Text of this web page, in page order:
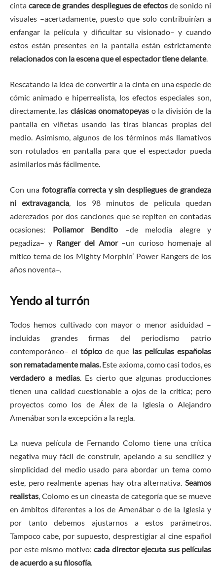
cinta carece de grandes despliegues de efectos de sonido ni
visuales –acertadamente, puesto que solo contribuirían a
enfangar la película y dificultar su visionado– y cuando
estos están presentes en la pantalla están estrictamente
relacionados con la escena que el espectador tiene delante.
Rescatando la idea de convertir a la cinta en una especie de
cómic animado e hiperrealista, los efectos especiales son,
directamente, las clásicas onomatopeyas o la división de la
pantalla en viñetas usando las tiras blancas propias del
medio. Asimismo, algunos de los términos más llamativos
son rotulados en pantalla para que el espectador pueda
asimilarlos más fácilmente.
Con una fotografía correcta y sin despliegues de grandeza
ni extravagancia , los 98 minutos de película quedan
aderezados por dos canciones que se repiten en contadas
ocasiones: Poliamor Bendito –de melodía alegre y
pegadiza– y Ranger del Amor–un curioso homenaje al
mítico tema de los Mighty Morphin’ Power Rangers de los
años noventa–.
Yendo al turrón
Todos hemos cultivado con mayor o menor asiduidad –
incluidas grandes firmas del periodismo patrio
contemporáneo– el tópico de que las películas españolas
son rematadamente malas. Este axioma, como casi todos, es
verdadero a medias . Es cierto que algunas producciones
tienen una calidad cuestionable a ojos de la crítica; pero
proyectos como los de Álex de la Iglesia o Alejandro
Amenábar son la excepción a la regla.
La nueva película de Fernando Colomo tiene una crítica
negativa muy fácil de construir, apelando a su sencillez y
simplicidad del medio usado para abordar un tema como
este, pero realmente apenas hay otra alternativa. Seamos
realistas, Colomo es un cineasta de categoría que se mueve
en ámbitos diferentes a los de Amenábar o de la Iglesia y
por tanto debemos ajustarnos a estos parámetros.
Tampoco cabe, por supuesto, desprestigiar al cine español
por este mismo motivo: cada director ejecuta sus películas
de acuerdo a su filosofía.